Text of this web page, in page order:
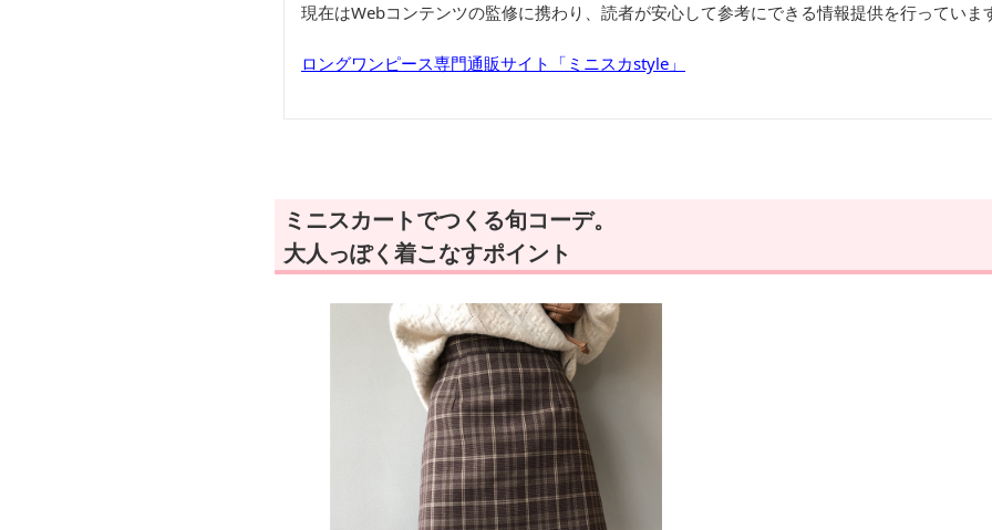
現在はWebコンテンツの監修に携わり、読者が安心して参考にできる情報提供を行っていま
ロングワンピース専門通販サイト「ミニスカstyle」
ミニスカートでつくる旬コーデ。
大人っぽく着こなすポイント